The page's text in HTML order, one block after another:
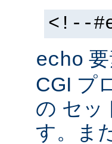
<!--
echo
CGI プ
の セッ
す。ま